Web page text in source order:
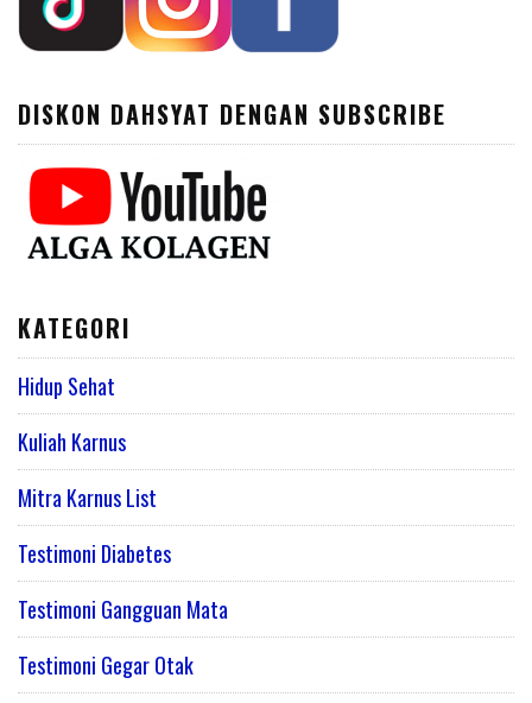
DISKON DAHSYAT DENGAN SUBSCRIBE
KATEGORI
Hidup Sehat
Kuliah Karnus
Mitra Karnus List
Testimoni Diabetes
Testimoni Gangguan Mata
Testimoni Gegar Otak